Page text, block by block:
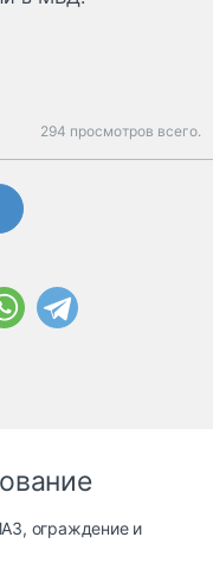
294 просмотров всего.
ограждение и